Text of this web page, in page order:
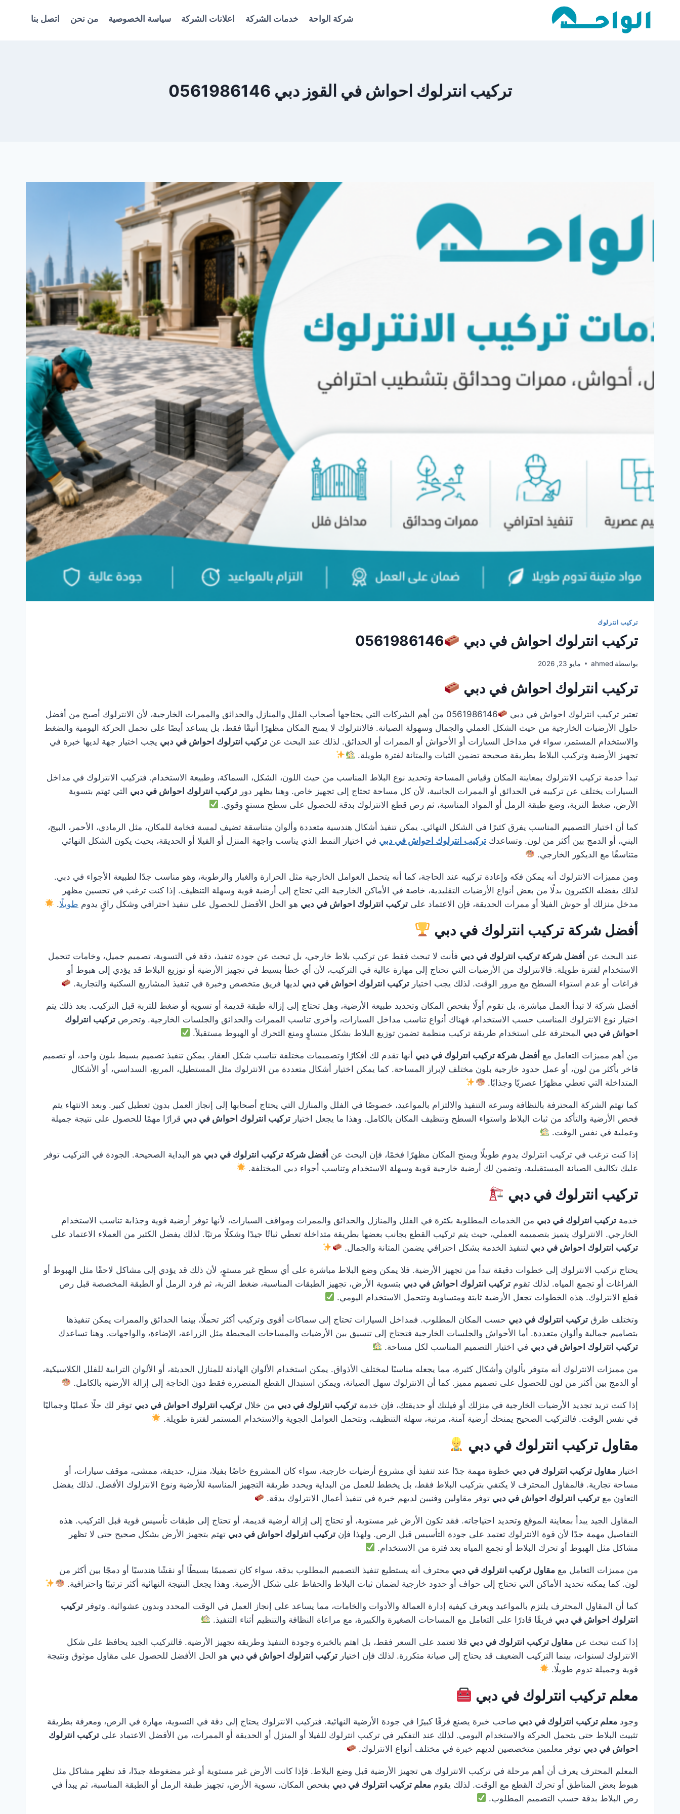
شركة الواحة خدمات الشركة اعلانات الشركة سياسة الخصوصية من نحن اتصل بنا
تركيب انترلوك احواش في القوز دبي 0561986146
تركيب انترلوك
تركيب انترلوك احواش في دبي 0561986146
بواسطة ahmed مايو 23, 2026
تركيب انترلوك احواش في دبي
تعتبر تركيب انترلوك احواش في دبي
0561986146 من أهم الشركات التي يحتاجها أصحاب الفلل والمنازل والحدائق والممرات الخارجية، لأن الانترلوك أصبح من أفضل
حلول الأرضيات الخارجية من حيث الشكل العملي والجمال وسهولة الصيانة. فالانترلوك لا يمنح المكان مظهرًا أنيقًا فقط، بل يساعد أيضًا على تحمل الحركة اليومية والضغط
والاستخدام المستمر، سواء في مداخل السيارات أو الأحواش أو الممرات أو الحدائق. لذلك عند البحث عن تركيب انترلوك احواش في دبي يجب اختيار جهة لديها خبرة في
تجهيز الأرضية وتركيب البلاط بطريقة صحيحة تضمن الثبات والمتانة لفترة طويلة.
تبدأ خدمة تركيب الانترلوك بمعاينة المكان وقياس المساحة وتحديد نوع البلاط المناسب من حيث اللون، الشكل، السماكة، وطبيعة الاستخدام. فتركيب الانترلوك في مداخل
السيارات يختلف عن تركيبه في الحدائق أو الممرات الجانبية، لأن كل مساحة تحتاج إلى تجهيز خاص. وهنا يظهر دور تركيب انترلوك احواش في دبي التي تهتم بتسوية
الأرض، ضغط التربة، وضع طبقة الرمل أو المواد المناسبة، ثم رص قطع الانترلوك بدقة للحصول على سطح مستوٍ وقوي.
كما أن اختيار التصميم المناسب يفرق كثيرًا في الشكل النهائي. يمكن تنفيذ أشكال هندسية متعددة وألوان متناسقة تضيف لمسة فخامة للمكان، مثل الرمادي، الأحمر، البيج،
البني، أو الدمج بين أكثر من لون. وتساعدك تركيب انترلوك احواش في دبي في اختيار النمط الذي يناسب واجهة المنزل أو الفيلا أو الحديقة، بحيث يكون الشكل النهائي
متناسقًا مع الديكور الخارجي.
ومن مميزات الانترلوك أنه يمكن فكه وإعادة تركيبه عند الحاجة، كما أنه يتحمل العوامل الخارجية مثل الحرارة والغبار والرطوبة، وهو مناسب جدًا لطبيعة الأجواء في دبي.
لذلك يفضله الكثيرون بدلًا من بعض أنواع الأرضيات التقليدية، خاصة في الأماكن الخارجية التي تحتاج إلى أرضية قوية وسهلة التنظيف. إذا كنت ترغب في تحسين مظهر
مدخل منزلك أو حوش الفيلا أو ممرات الحديقة، فإن الاعتماد على تركيب انترلوك احواش في دبي هو الحل الأفضل للحصول على تنفيذ احترافي وشكل راقٍ يدوم طويلًا.
أفضل شركة تركيب انترلوك في دبي
عند البحث عن أفضل شركة تركيب انترلوك في دبي فأنت لا تبحث فقط عن تركيب بلاط خارجي، بل تبحث عن جودة تنفيذ، دقة في التسوية، تصميم جميل، وخامات تتحمل
الاستخدام لفترة طويلة. فالانترلوك من الأرضيات التي تحتاج إلى مهارة عالية في التركيب، لأن أي خطأ بسيط في تجهيز الأرضية أو توزيع البلاط قد يؤدي إلى هبوط أو
فراغات أو عدم استواء السطح مع مرور الوقت. لذلك يجب اختيار تركيب انترلوك احواش في دبي لديها فريق متخصص وخبرة في تنفيذ المشاريع السكنية والتجارية.
أفضل شركة لا تبدأ العمل مباشرة، بل تقوم أولًا بفحص المكان وتحديد طبيعة الأرضية، وهل تحتاج إلى إزالة طبقة قديمة أو تسوية أو ضغط للتربة قبل التركيب. بعد ذلك يتم
اختيار نوع الانترلوك المناسب حسب الاستخدام، فهناك أنواع تناسب مداخل السيارات، وأخرى تناسب الممرات والحدائق والجلسات الخارجية. وتحرص تركيب انترلوك
احواش في دبي المحترفة على استخدام طريقة تركيب منظمة تضمن توزيع البلاط بشكل متساوٍ ومنع التحرك أو الهبوط مستقبلاً.
من أهم مميزات التعامل مع أفضل شركة تركيب انترلوك في دبي أنها تقدم لك أفكارًا وتصميمات مختلفة تناسب شكل العقار. يمكن تنفيذ تصميم بسيط بلون واحد، أو تصميم
فاخر بأكثر من لون، أو عمل حدود خارجية بلون مختلف لإبراز المساحة. كما يمكن اختيار أشكال متعددة من الانترلوك مثل المستطيل، المربع، السداسي، أو الأشكال
المتداخلة التي تعطي مظهرًا عصريًا وجذابًا.
كما تهتم الشركة المحترفة بالنظافة وسرعة التنفيذ والالتزام بالمواعيد، خصوصًا في الفلل والمنازل التي يحتاج أصحابها إلى إنجاز العمل بدون تعطيل كبير. وبعد الانتهاء يتم
فحص الأرضية والتأكد من ثبات البلاط واستواء السطح وتنظيف المكان بالكامل. وهذا ما يجعل اختيار تركيب انترلوك احواش في دبي قرارًا مهمًا للحصول على نتيجة جميلة
وعملية في نفس الوقت.
إذا كنت ترغب في تركيب انترلوك يدوم طويلًا ويمنح المكان مظهرًا فخمًا، فإن البحث عن أفضل شركة تركيب انترلوك في دبي هو البداية الصحيحة. الجودة في التركيب توفر
عليك تكاليف الصيانة المستقبلية، وتضمن لك أرضية خارجية قوية وسهلة الاستخدام وتناسب أجواء دبي المختلفة.
تركيب انترلوك في دبي
خدمة تركيب انترلوك في دبي من الخدمات المطلوبة بكثرة في الفلل والمنازل والحدائق والممرات ومواقف السيارات، لأنها توفر أرضية قوية وجذابة تناسب الاستخدام
الخارجي. الانترلوك يتميز بتصميمه العملي، حيث يتم تركيب القطع بجانب بعضها بطريقة متداخلة تعطي ثباتًا جيدًا وشكلًا مرتبًا. لذلك يفضل الكثير من العملاء الاعتماد على
تركيب انترلوك احواش في دبي لتنفيذ الخدمة بشكل احترافي يضمن المتانة والجمال.
يحتاج تركيب الانترلوك إلى خطوات دقيقة تبدأ من تجهيز الأرضية. فلا يمكن وضع البلاط مباشرة على أي سطح غير مستوٍ، لأن ذلك قد يؤدي إلى مشاكل لاحقًا مثل الهبوط أو
الفراغات أو تجمع المياه. لذلك تقوم تركيب انترلوك احواش في دبي بتسوية الأرض، تجهيز الطبقات المناسبة، ضغط التربة، ثم فرد الرمل أو الطبقة المخصصة قبل رص
قطع الانترلوك. هذه الخطوات تجعل الأرضية ثابتة ومتساوية وتتحمل الاستخدام اليومي.
وتختلف طرق تركيب انترلوك في دبي حسب المكان المطلوب. فمداخل السيارات تحتاج إلى سماكات أقوى وتركيب أكثر تحملًا، بينما الحدائق والممرات يمكن تنفيذها
بتصاميم جمالية وألوان متعددة. أما الأحواش والجلسات الخارجية فتحتاج إلى تنسيق بين الأرضيات والمساحات المحيطة مثل الزراعة، الإضاءة، والواجهات. وهنا تساعدك
تركيب انترلوك احواش في دبي في اختيار التصميم المناسب لكل مساحة.
من مميزات الانترلوك أنه متوفر بألوان وأشكال كثيرة، مما يجعله مناسبًا لمختلف الأذواق. يمكن استخدام الألوان الهادئة للمنازل الحديثة، أو الألوان الترابية للفلل الكلاسيكية،
أو الدمج بين أكثر من لون للحصول على تصميم مميز. كما أن الانترلوك سهل الصيانة، ويمكن استبدال القطع المتضررة فقط دون الحاجة إلى إزالة الأرضية بالكامل.
إذا كنت تريد تجديد الأرضيات الخارجية في منزلك أو فيلتك أو حديقتك، فإن خدمة تركيب انترلوك في دبي من خلال تركيب انترلوك احواش في دبي توفر لك حلًا عمليًا وجماليًا
في نفس الوقت. فالتركيب الصحيح يمنحك أرضية آمنة، مرتبة، سهلة التنظيف، وتتحمل العوامل الجوية والاستخدام المستمر لفترة طويلة.
مقاول تركيب انترلوك في دبي
اختيار مقاول تركيب انترلوك في دبي خطوة مهمة جدًا عند تنفيذ أي مشروع أرضيات خارجية، سواء كان المشروع خاصًا بفيلا، منزل، حديقة، ممشى، موقف سيارات، أو
مساحة تجارية. فالمقاول المحترف لا يكتفي بتركيب البلاط فقط، بل يخطط للعمل من البداية ويحدد طريقة التجهيز المناسبة للأرضية ونوع الانترلوك الأفضل. لذلك يفضل
التعاون مع تركيب انترلوك احواش في دبي توفر مقاولين وفنيين لديهم خبرة في تنفيذ أعمال الانترلوك بدقة.
المقاول الجيد يبدأ بمعاينة الموقع وتحديد احتياجاته. فقد تكون الأرض غير مستوية، أو تحتاج إلى إزالة أرضية قديمة، أو تحتاج إلى طبقات تأسيس قوية قبل التركيب. هذه
التفاصيل مهمة جدًا لأن قوة الانترلوك تعتمد على جودة التأسيس قبل الرص. ولهذا فإن تركيب انترلوك احواش في دبي تهتم بتجهيز الأرض بشكل صحيح حتى لا تظهر
مشاكل مثل الهبوط أو تحرك البلاط أو تجمع المياه بعد فترة من الاستخدام.
من مميزات التعامل مع مقاول تركيب انترلوك في دبي محترف أنه يستطيع تنفيذ التصميم المطلوب بدقة، سواء كان تصميمًا بسيطًا أو نقشًا هندسيًا أو دمجًا بين أكثر من
لون. كما يمكنه تحديد الأماكن التي تحتاج إلى حواف أو حدود خارجية لضمان ثبات البلاط والحفاظ على شكل الأرضية. وهذا يجعل النتيجة النهائية أكثر ترتيبًا واحترافية.
كما أن المقاول المحترف يلتزم بالمواعيد ويعرف كيفية إدارة العمالة والأدوات والخامات، مما يساعد على إنجاز العمل في الوقت المحدد وبدون عشوائية. وتوفر تركيب
انترلوك احواش في دبي فريقًا قادرًا على التعامل مع المساحات الصغيرة والكبيرة، مع مراعاة النظافة والتنظيم أثناء التنفيذ.
إذا كنت تبحث عن مقاول تركيب انترلوك في دبي فلا تعتمد على السعر فقط، بل اهتم بالخبرة وجودة التنفيذ وطريقة تجهيز الأرضية. فالتركيب الجيد يحافظ على شكل
الانترلوك لسنوات، بينما التركيب الضعيف قد يحتاج إلى صيانة متكررة. لذلك فإن اختيار تركيب انترلوك احواش في دبي هو الحل الأفضل للحصول على مقاول موثوق ونتيجة
قوية وجميلة تدوم طويلًا.
معلم تركيب انترلوك في دبي
وجود معلم تركيب انترلوك في دبي صاحب خبرة يصنع فرقًا كبيرًا في جودة الأرضية النهائية. فتركيب الانترلوك يحتاج إلى دقة في التسوية، مهارة في الرص، ومعرفة بطريقة
تثبيت البلاط حتى يتحمل الحركة والاستخدام اليومي. لذلك عند التفكير في تركيب انترلوك للفيلا أو المنزل أو الحديقة أو الممرات، من الأفضل الاعتماد على تركيب انترلوك
احواش في دبي توفر معلمين متخصصين لديهم خبرة في مختلف أنواع الانترلوك.
المعلم المحترف يعرف أن أهم مرحلة في تركيب الانترلوك هي تجهيز الأرضية قبل وضع البلاط. فإذا كانت الأرض غير مستوية أو غير مضغوطة جيدًا، قد تظهر مشاكل مثل
هبوط بعض المناطق أو تحرك القطع مع الوقت. لذلك يقوم معلم تركيب انترلوك في دبي بفحص المكان، تسوية الأرض، تجهيز طبقة الرمل أو الطبقة المناسبة، ثم يبدأ في
رص البلاط بدقة حسب التصميم المطلوب.